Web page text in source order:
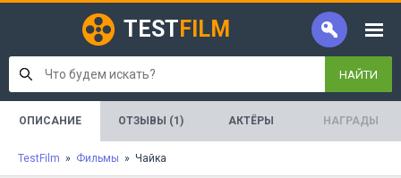
TEST FILM
НАЙТИ
ОПИСАНИЕ ОТЗЫВЫ (1) АКТЁРЫ НАГРАДЫ
TestFilm » Фильмы » Чайка